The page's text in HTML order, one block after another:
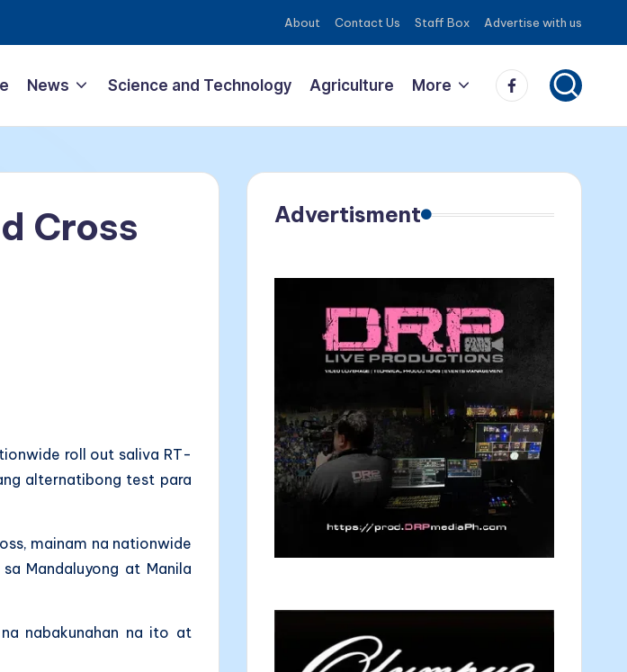
About Contact Us Staff Box Advertise with us
News Science and Technology Agriculture More Facebook
Cross
roll out saliva RT-
alternatibong test para
mainam na nationwide
Mandaluyong at Manila
nabakunahan na ito at
Advertisment